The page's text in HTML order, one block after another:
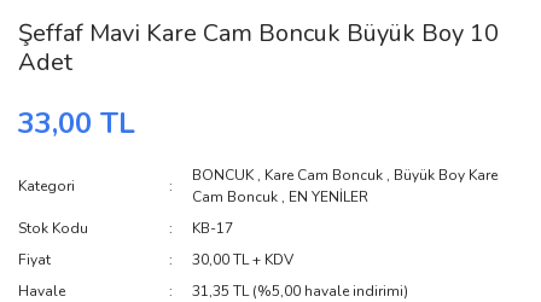
Şeffaf Mavi Kare Cam Boncuk Büyük Boy 10
Adet
33,00 TL
Kategori
BONCUK , Kare Cam Boncuk , Büyük Boy Kare
Cam Boncuk , EN YENİLER
Stok Kodu
KB-17
Fiyat
30,00 TL + KDV
Havale
31,35 TL (%5,00 havale indirimi)